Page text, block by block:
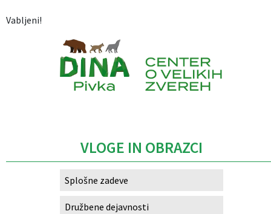
Vabljeni!
VLOGE IN OBRAZCI
Splošne zadeve
Družbene dejavnosti